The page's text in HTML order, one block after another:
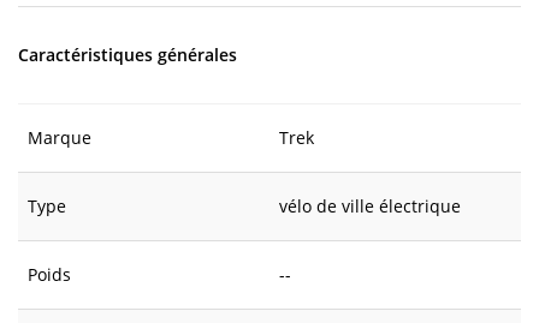
Caractéristiques générales
Marque Trek
Type vélo de ville électrique
Poids --